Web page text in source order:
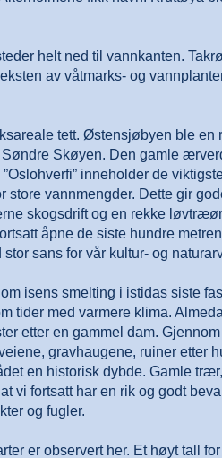
helt ned til vannkanten.
av våtmarks- og
tett. Østensjøbyen ble en
Skøyen. Den gamle
inneholder de
vannmengder. Dette gir
skogsdrift og en rekke
åpne de siste hundre
sans for vår kultur- og
isens smelting i istidas siste
tider med varmere klima.
etter en gammel dam.
gravhaugene, ruiner etter
en historisk dybde. Gamle
vi fortsatt har en rik og godt
og fugler.
er observert her. Et høyt tall